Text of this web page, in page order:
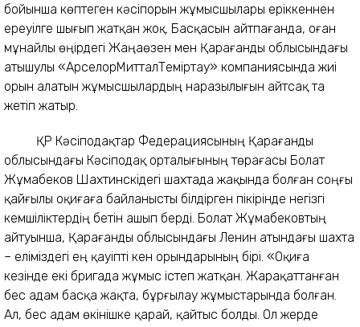
бойынша көптеген кәсіпорын жұмысшылары еріккеннен
ереуілге шығып жатқан жоқ. Басқасын айтпағанда, оған
мұнайлы өңірдегі Жаңаөзен мен Қарағанды облысындағы
атышулы «АрселорМитталТеміртау» компаниясында жиі
орын алатын жұмысшылардың наразылығын айтсақ та
жетіп жатыр.
ҚР Кәсіподақтар Федерациясының Қарағанды
облысындағы Кәсіподақ орталығының төрағасы Болат
Жұмабеков Шахтинскідегі шахтада жақында болған соңғы
қайғылы оқиғаға байланысты білдірген пікірінде негізгі
кемшіліктердің бетін ашып берді. Болат Жұмабековтың
айтуынша, Қарағанды облысындағы Ленин атындағы шахта
– еліміздегі ең қауіпті кен орындарының бірі. «Оқиға
кезінде екі бригада жұмыс істеп жатқан. Жарақаттанған
бес адам басқа жақта, бұрғылау жұмыстарында болған.
Ал, бес адам өкінішке қарай, қайтыс болды. Ол жерде